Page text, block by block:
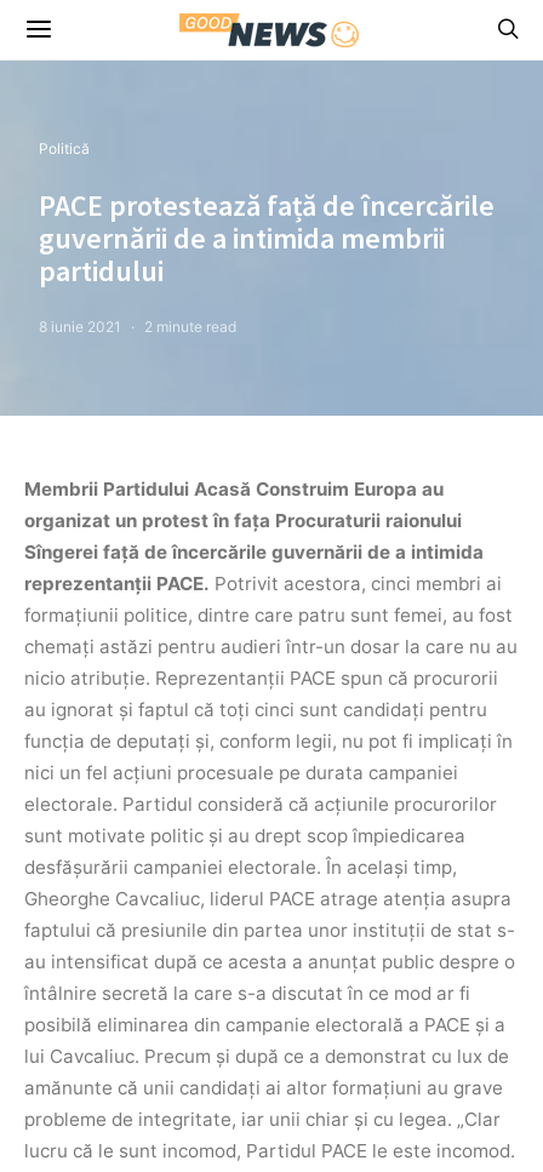
Politică
PACE protestează față de încercările
guvernării de a intimida membrii
partidului
8 iunie 2021 2 minute read
Membrii Partidului Acasă Construim Europa au
organizat un protest în fața Procuraturii raionului
Sîngerei față de încercările guvernării de a intimida
reprezentanții PACE. Potrivit acestora, cinci membri ai
formațiunii politice, dintre care patru sunt femei, au fost
chemați astăzi pentru audieri într-un dosar la care nu au
nicio atribuție. Reprezentanții PACE spun că procurorii
au ignorat și faptul că toți cinci sunt candidați pentru
funcția de deputați și, conform legii, nu pot fi implicați în
nici un fel acțiuni procesuale pe durata campaniei
electorale. Partidul consideră că acțiunile procurorilor
sunt motivate politic și au drept scop împiedicarea
desfășurării campaniei electorale. În același timp,
Gheorghe Cavcaliuc, liderul PACE atrage atenția asupra
faptului că presiunile din partea unor instituții de stat s-
au intensificat după ce acesta a anunțat public despre o
întâlnire secretă la care s-a discutat în ce mod ar fi
posibilă eliminarea din campanie electorală a PACE și a
lui Cavcaliuc. Precum și după ce a demonstrat cu lux de
amănunte că unii candidați ai altor formațiuni au grave
probleme de integritate, iar unii chiar și cu legea. „Clar
lucru că le sunt incomod, Partidul PACE le este incomod.